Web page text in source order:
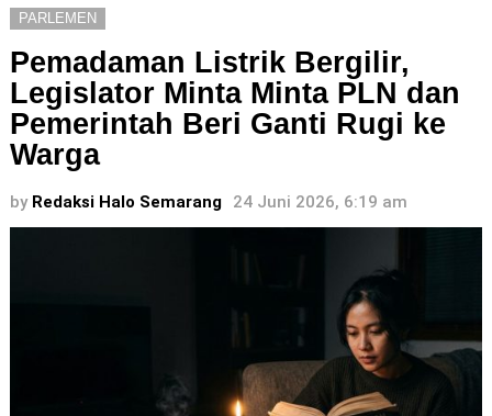
PARLEMEN
Pemadaman Listrik Bergilir,
Legislator Minta Minta PLN dan
Pemerintah Beri Ganti Rugi ke
Warga
by Redaksi Halo Semarang 24 Juni 2026, 6:19 am